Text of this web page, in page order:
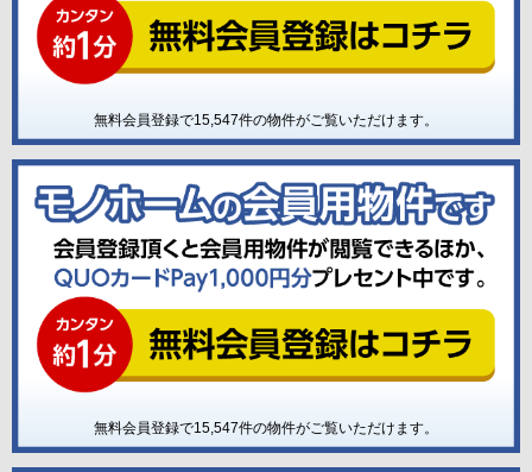
無料会員登録で15,547件の物件がご覧いただけます。
無料会員登録で15,547件の物件がご覧いただけます。